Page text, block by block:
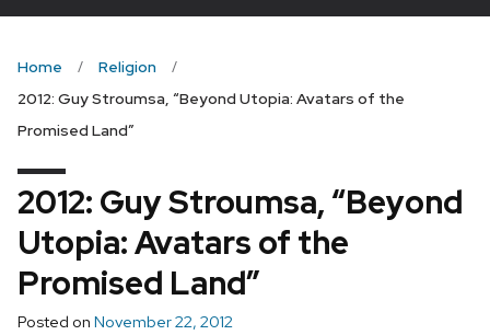
Home
Religion
2012: Guy Stroumsa, “Beyond Utopia: Avatars of the
Promised Land”
2012: Guy Stroumsa, “Beyond
Utopia: Avatars of the
Promised Land”
Posted on November 22, 2012